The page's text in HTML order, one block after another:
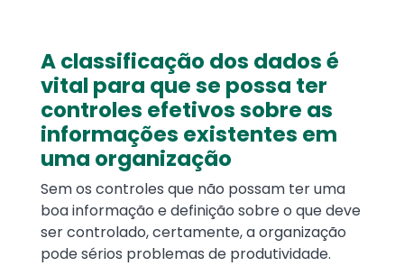
A classificação dos dados é
vital para que se possa ter
controles efetivos sobre as
informações existentes em
uma organização
Sem os controles que não possam ter uma
boa informação e definição sobre o que deve
ser controlado, certamente, a organização
pode sérios problemas de produtividade.